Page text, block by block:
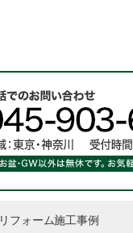
リフォーム施工事例